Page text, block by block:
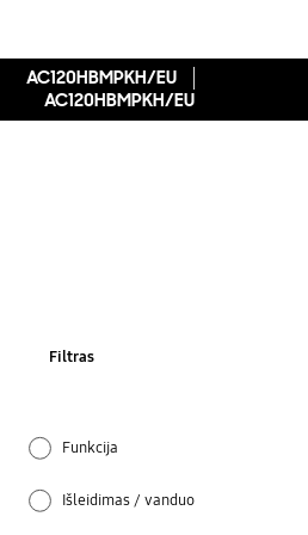
AC120HBMPKH/EU
AC120HBMPKH/EU
Filtras
Funkcija
Išleidimas / vanduo